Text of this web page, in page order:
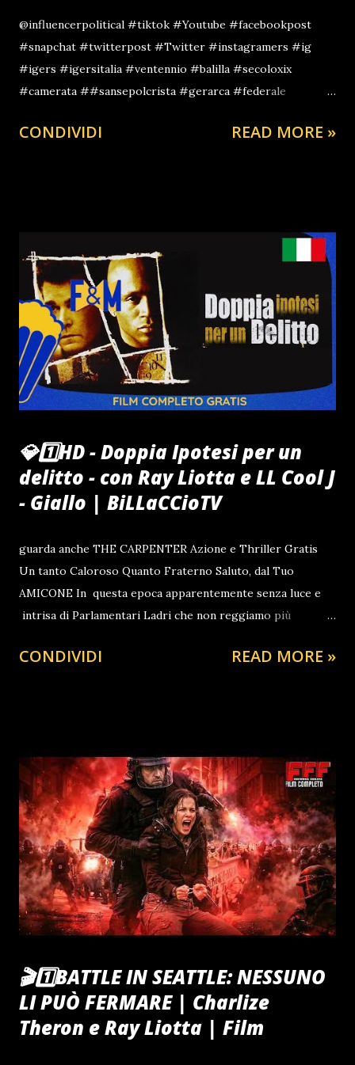
@influencerpolitical #tiktok #Youtube #facebookpost
#snapchat #twitterpost #Twitter #instagramers #ig
#igers #igersitalia #ventennio #balilla #secoloxix
#camerata ##sansepolcrista #gerarca #federale
#storiografia #gorizia #estoria #history #fattidistoria
#storiafacile #storiaitaliana #memeita #memestoria
#accaddeoggi #meme #ciaorino #ciaorinoclub
#senzabavaglio #news #informazione #ilsole24ore
#ilgiornale #larepubblica #lastampa #lagazzettadelsud
#lanuovasardegna #ilpiccolo #ilgazzettino
#ilcorrieredellasera #lagazzettadellosport #tuttosport
#quotidianosportivo #milanofinanza #italiaoggi
#retequattro #canalecinque #telecinco #ansa #agi
#adkro...
CONDIVIDI READ MORE »
💎1️⃣HD - Doppia Ipotesi per un
delitto - con Ray Liotta e LL Cool J
- Giallo | BiLLaCCioTV
guarda anche THE CARPENTER Azione e Thriller Gratis
Un tanto Caloroso Quanto Fraterno Saluto, dal Tuo
AMICONE In questa epoca apparentemente senza luce e
intrisa di Parlamentari Ladri che non reggiamo più
ALTRI 🎩ATTIVISMO COSTITUZIONALE CRISTIANO |
CONDIVIDI READ MORE »
🎬1️⃣BATTLE IN SEATTLE: NESSUNO
LI PUÒ FERMARE | Charlize
Theron e Ray Liotta | Film